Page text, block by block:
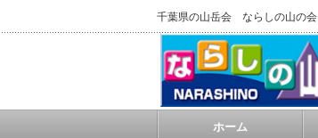
千葉県の山岳会 ならしの山の会
ホーム